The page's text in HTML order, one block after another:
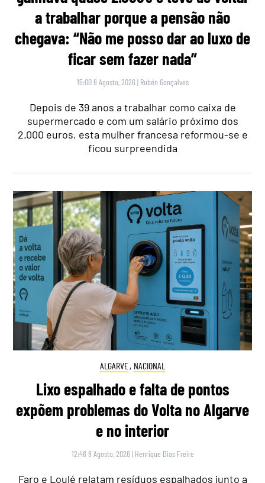
a trabalhar porque a pensão não
chegava: “Não me posso dar ao luxo de
ficar sem fazer nada”
15:00 8 Agosto, 2026 | Rubén Gonçalves
Depois de 39 anos a trabalhar como caixa de
supermercado e com um salário próximo dos
2.000 euros, esta mulher francesa reformou-se e
ficou surpreendida
ALGARVE, NACIONAL
Lixo espalhado e falta de pontos
expõem problemas do Volta no Algarve
e no interior
12:46 8 Agosto, 2026 | Henrique Dias Freire
Faro e Loulé relatam resíduos espalhados junto a